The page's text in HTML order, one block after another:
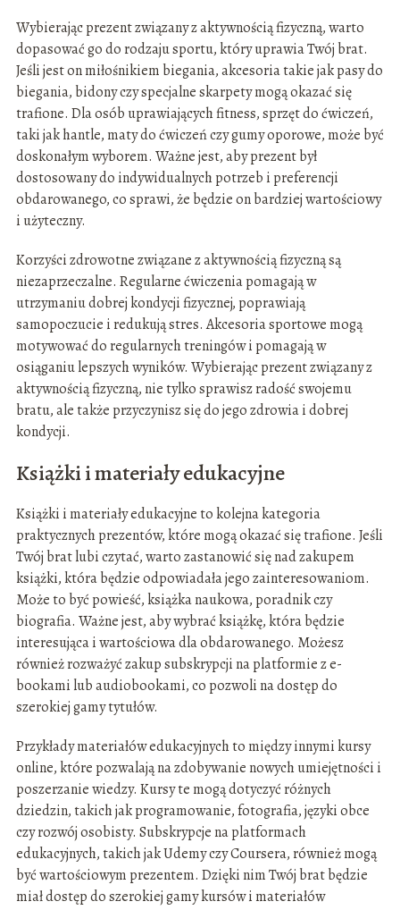
Wybierając prezent związany z aktywnością fizyczną, warto
dopasować go do rodzaju sportu, który uprawia Twój brat.
Jeśli jest on miłośnikiem biegania, akcesoria takie jak pasy do
biegania, bidony czy specjalne skarpety mogą okazać się
trafione. Dla osób uprawiających fitness, sprzęt do ćwiczeń,
taki jak hantle, maty do ćwiczeń czy gumy oporowe, może być
doskonałym wyborem. Ważne jest, aby prezent był
dostosowany do indywidualnych potrzeb i preferencji
obdarowanego, co sprawi, że będzie on bardziej wartościowy
i użyteczny.
Korzyści zdrowotne związane z aktywnością fizyczną są
niezaprzeczalne. Regularne ćwiczenia pomagają w
utrzymaniu dobrej kondycji fizycznej, poprawiają
samopoczucie i redukują stres. Akcesoria sportowe mogą
motywować do regularnych treningów i pomagają w
osiąganiu lepszych wyników. Wybierając prezent związany z
aktywnością fizyczną, nie tylko sprawisz radość swojemu
bratu, ale także przyczynisz się do jego zdrowia i dobrej
kondycji.
Książki i materiały edukacyjne
Książki i materiały edukacyjne to kolejna kategoria
praktycznych prezentów, które mogą okazać się trafione. Jeśli
Twój brat lubi czytać, warto zastanowić się nad zakupem
książki, która będzie odpowiadała jego zainteresowaniom.
Może to być powieść, książka naukowa, poradnik czy
biografia. Ważne jest, aby wybrać książkę, która będzie
interesująca i wartościowa dla obdarowanego. Możesz
również rozważyć zakup subskrypcji na platformie z e-
bookami lub audiobookami, co pozwoli na dostęp do
szerokiej gamy tytułów.
Przykłady materiałów edukacyjnych to między innymi kursy
online, które pozwalają na zdobywanie nowych umiejętności i
poszerzanie wiedzy. Kursy te mogą dotyczyć różnych
dziedzin, takich jak programowanie, fotografia, języki obce
czy rozwój osobisty. Subskrypcje na platformach
edukacyjnych, takich jak Udemy czy Coursera, również mogą
być wartościowym prezentem. Dzięki nim Twój brat będzie
miał dostęp do szerokiej gamy kursów i materiałów